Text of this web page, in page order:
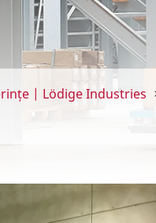
| Lödige Industries